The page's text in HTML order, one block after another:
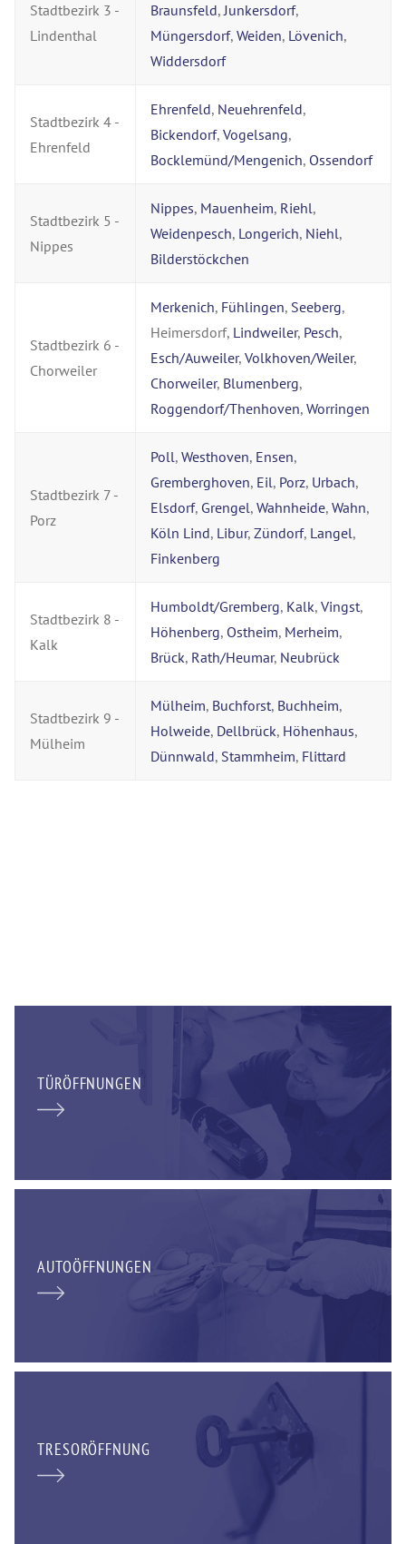
Stadtbezirk 3 -
Lindenthal
Braunsfeld,Junkersdorf,
Müngersdorf, Weiden, Lövenich,
Widdersdorf
Stadtbezirk 4 -
Ehrenfeld
Ehrenfeld, Neuehrenfeld,
Bickendorf, Vogelsang,
Bocklemünd/Mengenich, Ossendorf
Stadtbezirk 5 -
Nippes
Nippes, Mauenheim, Riehl,
Weidenpesch, Longerich, Niehl,
Bilderstöckchen
Stadtbezirk 6 -
Chorweiler
Merkenich, Fühlingen, Seeberg,
Heimersdorf, Lindweiler, Pesch,
Esch/Auweiler, Volkhoven/Weiler,
Chorweiler, Blumenberg,
Roggendorf/Thenhoven, Worringen
Stadtbezirk 7 -
Porz
Poll, Westhoven, Ensen,
Gremberghoven, Eil, Porz, Urbach,
Elsdorf, Grengel, Wahnheide, Wahn,
Köln Lind, Libur, Zündorf, Langel,
Finkenberg
Stadtbezirk 8 -
Kalk
Humboldt/Gremberg, Kalk, Vingst,
Höhenberg, Ostheim, Merheim,
Brück, Rath/Heumar, Neubrück
Stadtbezirk 9 -
Mülheim
Mülheim, Buchforst, Buchheim,
Holweide, Dellbrück, Höhenhaus,
Dünnwald, Stammheim, Flittard
TÜRÖFFNUNGEN
AUTOÖFFNUNGEN
TRESORÖFFNUNG